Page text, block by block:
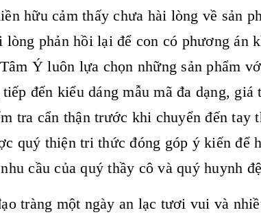
hữu cảm thấy chưa hài lòng về sản
lòng phản hồi lại để con có phương án
Ý luôn lựa chọn những sản phẩm
đến kiểu dáng mẫu mã đa dạng,
tra cẩn thận trước khi chuyển đến tay
quý thiện tri thức đóng góp ý kiến để
cầu của quý thầy cô và quý huynh
tràng một ngày an lạc tươi vui và